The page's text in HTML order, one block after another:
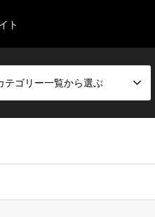
ト
テゴリー一覧から選ぶ